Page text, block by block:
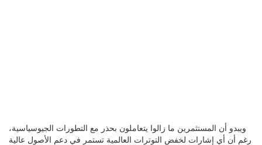
ويبدو أن المستثمرين ما زالوا يتعاملون بحذر مع التطورات الجيوسياسية،
رغم أن أي إشارات لخفض التوترات العالمية تستمر في دعم الأصول عالية